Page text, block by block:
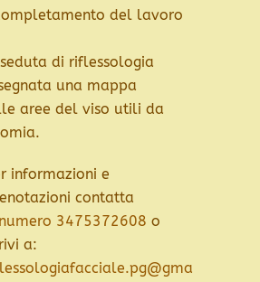
del lavoro
di riflessologia
una mappa
aree del viso utili da
informazioni e
contatta
numero 3475372608 o
a: